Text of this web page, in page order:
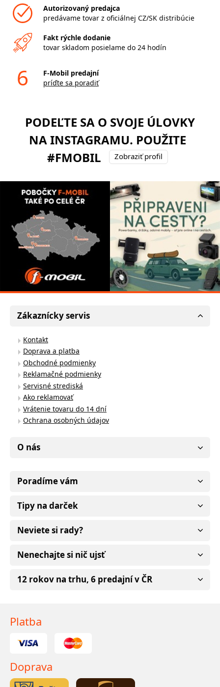
Autorizovaný predajca
predávame tovar z oficiálnej CZ/SK distribúcie
Fakt rýchle dodanie
tovar skladom posielame do 24 hodín
6
F-Mobil predajní
príďte sa poradiť
PODEĽTE SA O SVOJE ÚLOVKY
NA INSTAGRAMU. POUŽITE
#FMOBIL
Zobraziť profil
Zákaznícky servis
Kontakt
Doprava a platba
Obchodné podmienky
Reklamačné podmienky
Servisné strediská
Ako reklamovať
Vrátenie tovaru do 14 dní
Ochrana osobných údajov
O nás
Poradíme vám
Tipy na darček
Neviete si rady?
Nenechajte si nič ujsť
12 rokov na trhu, 6 predajní v ČR
Platba
Doprava